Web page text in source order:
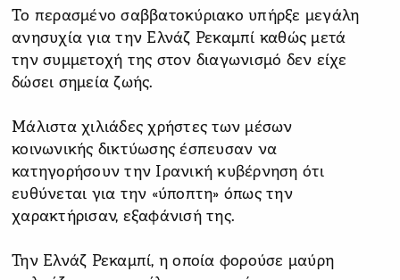
Το περασμένο σαββατοκύριακο υπήρξε μεγάλη
ανησυχία για την Ελνάζ Ρεκαμπί καθώς μετά
την συμμετοχή της στον διαγωνισμό δεν είχε
δώσει σημεία ζωής.
Μάλιστα χιλιάδες χρήστες των μέσων
κοινωνικής δικτύωσης έσπευσαν να
κατηγορήσουν την Ιρανική κυβέρνηση ότι
ευθύνεται για την «ύποπτη» όπως την
χαρακτήρισαν, εξαφάνισή της.
Την Ελνάζ Ρεκαμπί, η οποία φορούσε μαύρη